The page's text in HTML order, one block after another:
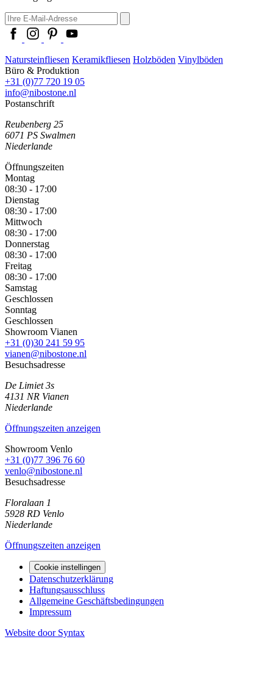
Natursteinfliesen Keramikfliesen Holzböden Vinylböden
Büro & Produktion
+31 (0)77 720 19 05
info@nibostone.nl
Postanschrift
Reubenberg 25
6071 PS Swalmen
Niederlande
Öffnungszeiten
Montag
08:30 - 17:00
Dienstag
08:30 - 17:00
Mittwoch
08:30 - 17:00
Donnerstag
08:30 - 17:00
Freitag
08:30 - 17:00
Samstag
Geschlossen
Sonntag
Geschlossen
Showroom Vianen
+31 (0)30 241 59 95
vianen@nibostone.nl
Besuchsadresse
De Limiet 3s
4131 NR Vianen
Niederlande
Öffnungszeiten anzeigen
Showroom Venlo
+31 (0)77 396 76 60
venlo@nibostone.nl
Besuchsadresse
Floralaan 1
5928 RD Venlo
Niederlande
Öffnungszeiten anzeigen
Cookie instellingen
Datenschutzerklärung
Haftungsausschluss
Allgemeine Geschäftsbedingungen
Impressum
Website door Syntax